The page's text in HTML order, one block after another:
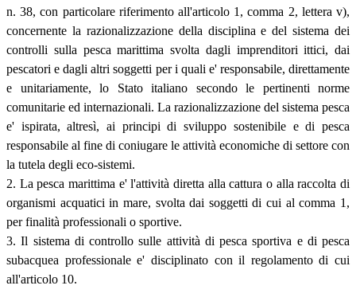
n. 38, con particolare riferimento all'articolo 1, comma 2, lettera v),
concernente la razionalizzazione della disciplina e del sistema dei
controlli sulla pesca marittima svolta dagli imprenditori ittici, dai
pescatori e dagli altri soggetti per i quali e' responsabile, direttamente
e unitariamente, lo Stato italiano secondo le pertinenti norme
comunitarie ed internazionali. La razionalizzazione del sistema pesca
e' ispirata, altresì, ai principi di sviluppo sostenibile e di pesca
responsabile al fine di coniugare le attività economiche di settore con
la tutela degli eco-sistemi.
2. La pesca marittima e' l'attività diretta alla cattura o alla raccolta di
organismi acquatici in mare, svolta dai soggetti di cui al comma 1,
per finalità professionali o sportive.
3. Il sistema di controllo sulle attività di pesca sportiva e di pesca
subacquea professionale e' disciplinato con il regolamento di cui
all'articolo 10.